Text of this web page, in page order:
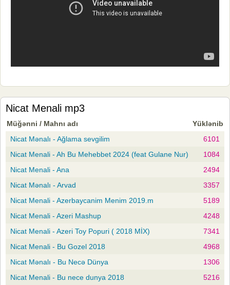
Nicat Menali mp3
Müğənni / Mahnı adı
Yüklənib
Nicat Mənalı - Ağlama sevgilim
6101
Nicat Menali - Ah Bu Mehebbet 2024 (feat Gulane Nur)
1084
Nicat Menali - Ana
2494
Nicat Mənalı - Arvad
3357
Nicat Menali - Azerbaycanim Menim 2019.m
5189
Nicat Menali - Azeri Mashup
4248
Nicat Menali - Azeri Toy Popuri ( 2018 MİX)
7341
Nicat Menali - Bu Gozel 2018
4968
Nicat Mənalı - Bu Necə Dünya
1306
Nicat Menali - Bu nece dunya 2018
5216